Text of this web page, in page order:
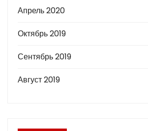
Апрель 2020
Октябрь 2019
Сентябрь 2019
Август 2019